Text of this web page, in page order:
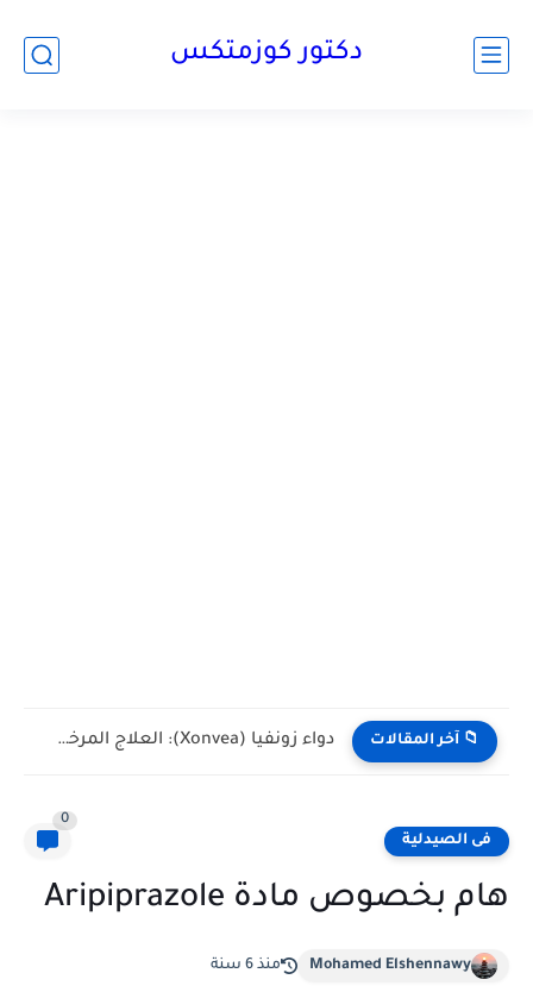
دكتور كوزمتكس
📁 آخر المقالات دواء زونفيا (Xonvea): العلاج المرخص والآمن لغثيان القيء الشديد أثناء...
فى الصيدلية
0
هام بخصوص مادة Aripiprazole
Mohamed Elshennawy منذ 6 سنة